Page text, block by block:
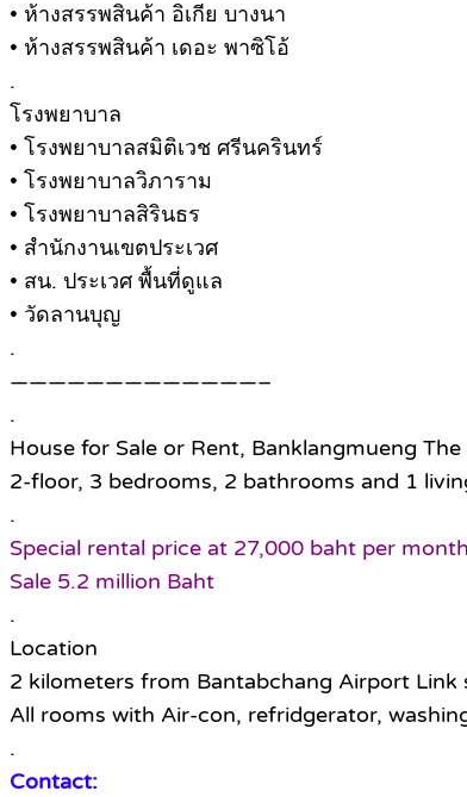
• ห้างสรรพสินค้า อิเกีย บางนา
• ห้างสรรพสินค้า เดอะ พาซิโอ้
.
โรงพยาบาล
• โรงพยาบาลสมิติเวช ศรีนครินทร์
• โรงพยาบาลวิภาราม
• โรงพยาบาลสิรินธร
• สำนักงานเขตประเวศ
• สน. ประเวศ พื้นที่ดูแล
• วัดลานบุญ
.
—————————————–
.
House for Sale or Rent, Banklangmueng
2-floor, 3 bedrooms, 2 bathrooms and 1
.
Special rental price at 27,000 baht per month
Sale 5.2 million Baht
.
Location
2 kilometers from Bantabchang Airport Link
All rooms with Air-con, refridgerator,
.
Contact: